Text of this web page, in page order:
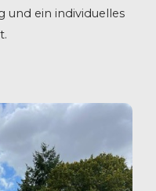
und ein individuelles